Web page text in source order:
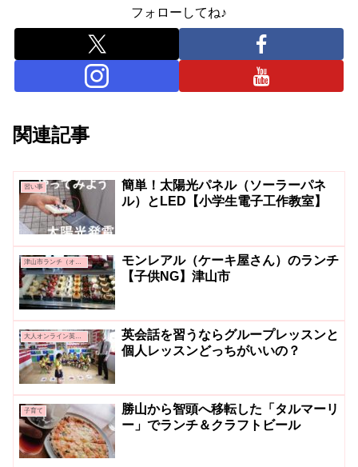
フォローしてね♪
関連記事
習い事
簡単！太陽光パネル（ソーラーパネ
ル）とLED【小学生電子工作教室】
モンレアル（ケーキ屋さん）のランチ
【子供NG】津山市
大人オンライン英会話
英会話を習うならグループレッスンと
個人レッスンどっちがいいの？
子育て
勝山から智頭へ移転した「タルマーリ
ー」でランチ＆クラフトビール